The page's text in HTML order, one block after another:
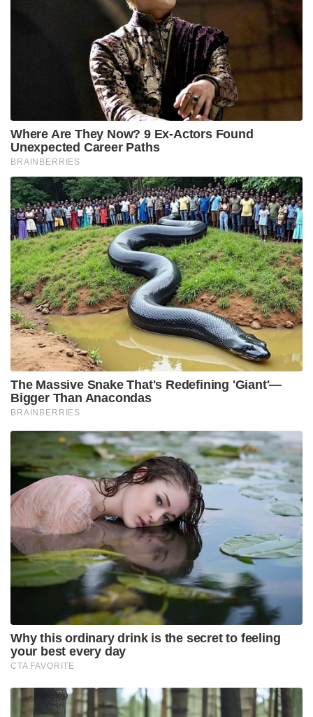
റോക്കറ്റുകളുടെ തുരുമ്പ് നീക്കാൻ ഈ ലായനി
ഉപയോഗിക്കുന്നത് കണ്ടപ്പോൾ അവർക്കൊരു കാര്യം
മനസ്സിലായി—ഇത് വീട്ടിലെ കടുപ്പമുള്ള പൂട്ടുകൾ
തുറക്കാനും, ശബ്ദമുണ്ടാക്കുന്ന വാതിലുകൾ
ശരിയാക്കാനും ഒക്കെ ഉത്തമമാണ്. ജോലി കഴിഞ്ഞ്
പോകുമ്പോൾ ജീവനക്കാർ രഹസ്യമായി കുറച്ച്
ലായനി വീട്ടിലേക്ക് കൊണ്ടുപോകാൻ
തുടങ്ങിയതോടെയാണ് ഇതൊരു വമ്പൻ കമേഴ്‌സ്യൽ
ഹിറ്റാകുമെന്ന് നോർമൻ ലാർസൻ തിരിച്ചറിഞ്ഞത്.
ഇന്ന് ലോകമെമ്പാടുമുള്ള രണ്ടായിരത്തിലധികം
വ്യത്യസ്ത ആവശ്യങ്ങൾക്കായി ഈ നീലയും മഞ്ഞയും
ടിന്നിലുള്ള അത്ഭുത മരുന്ന് ഉപയോഗിക്കുന്നുണ്ട്.
മിസൈലുകളെ തുരുമ്പിൽ നിന്ന് സംരക്ഷിക്കാൻ
തുടങ്ങിയ ഒരു പരീക്ഷണം ഇന്ന് സൈക്കിൾ ചങ്ങല
മുതൽ ലാപ്ടോപ്പ് കീബോർഡുകൾ വരെ
വൃത്തിയാക്കാൻ ഉപയോഗിക്കുന്നു. 39 തവണ
പരാജയപ്പെട്ടപ്പോൾ നോർമൻ ലാർസൻ
പിന്മാറിയിരുന്നെങ്കിൽ ഇന്ന് ഇങ്ങനെ ഒരു ബ്രാൻഡ്
ഉണ്ടാകുമായിരുന്നില്ല. വീഴ്ചകളിൽ നിന്ന് പാഠം പഠിച്ച്
മുന്നോട്ട് പോകുന്നവനെ ലോകം എങ്ങനെ
നെഞ്ചിലേറ്റും എന്നതിന്റെ ഏറ്റവും വലിയ
ഉദാഹരണമാണ് WD-40. പരാജയങ്ങൾ
ഈ കുഞ്ഞു ടിന്നിലെ ലായനി നമ്മെ ഓരോ ദിവസവും
ഓർമ്മിപ്പിക്കുന്നു!
Tags: business WD 40